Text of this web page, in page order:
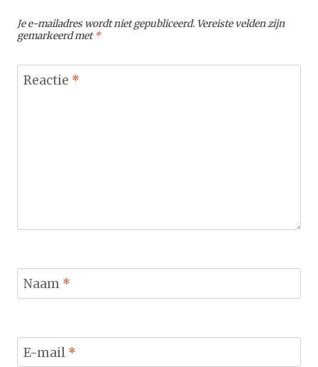
Je e-mailadres wordt niet gepubliceerd. Vereiste velden zijn
gemarkeerd met*
Reactie *
Naam *
E-mail *